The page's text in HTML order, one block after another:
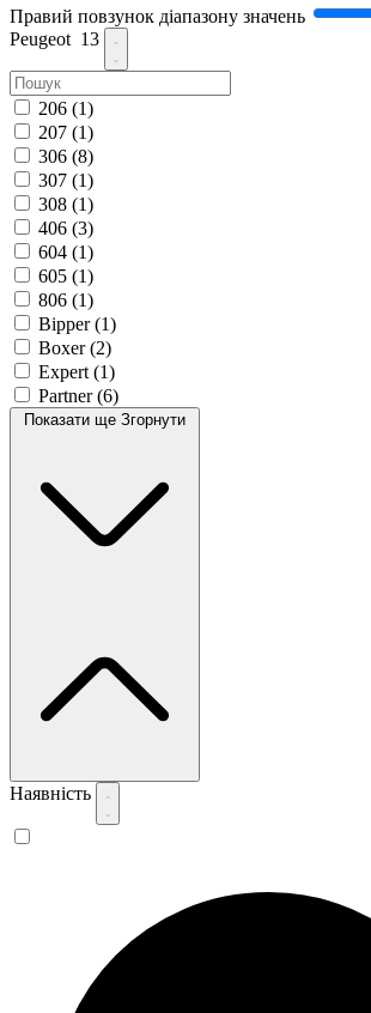
Правий повзунок діапазону значень
Peugeot 13
206 (1)
207 (1)
306 (8)
307 (1)
308 (1)
406 (3)
604 (1)
605 (1)
806 (1)
Bipper(1)
Boxer(2)
Expert(1)
Partner(6)
Показати ще Згорнути
Наявність